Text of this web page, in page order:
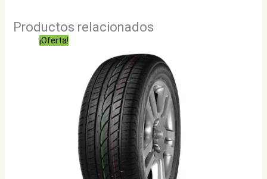
Productos relacionados
¡Oferta!